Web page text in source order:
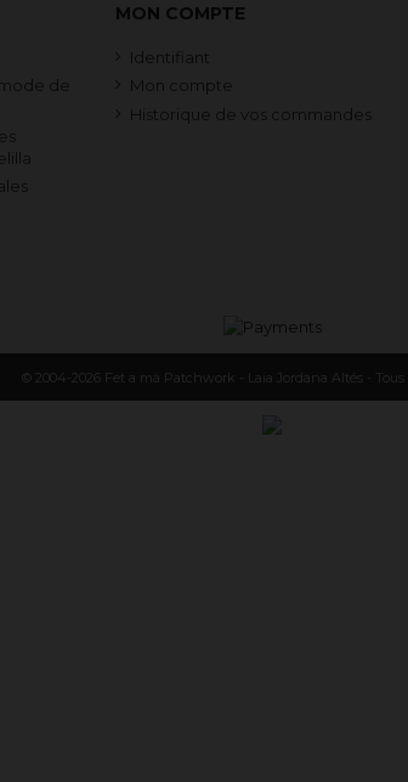
de
MON COMPTE
Identifiant
Mon compte
Historique de vos commandes
© 2004-2026 Fet a mà Patchwork - Laia Jordana Altés -